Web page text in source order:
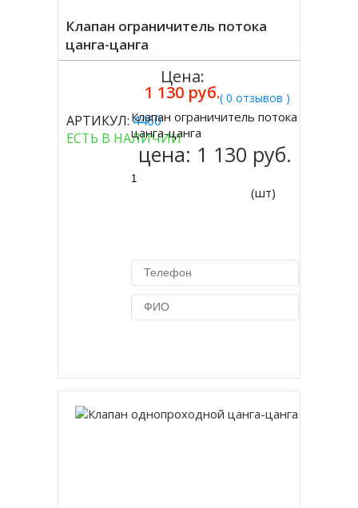
Клапан ограничитель потока
цанга-цанга
( 0 отзывов )
АРТИКУЛ:4460
ЕСТЬ В НАЛИЧИИ
Цена:
1 130 руб.
Купить
Клапан ограничитель потока
цанга-цанга
цена: 1 130 руб.
(шт)